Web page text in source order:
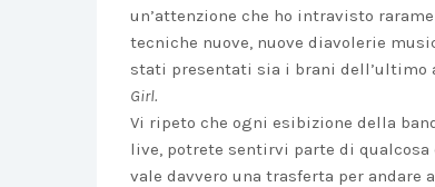
un’attenzione che ho intravisto
tecniche nuove, nuove diavolerie
stati presentati sia i brani dell’ultimo
Girl.
Vi ripeto che ogni esibizione della
live, potrete sentirvi parte di
vale davvero una trasferta per andare